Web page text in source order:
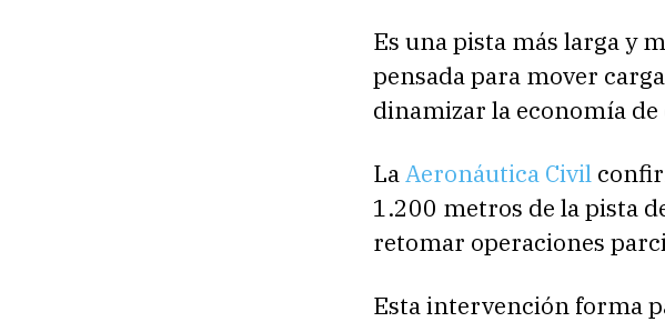
Es una pista más larga y
pensada para mover
dinamizar la economía
LaAeronáutica Civil
1.200 metros de la pista
retomar operaciones
Esta intervención forma